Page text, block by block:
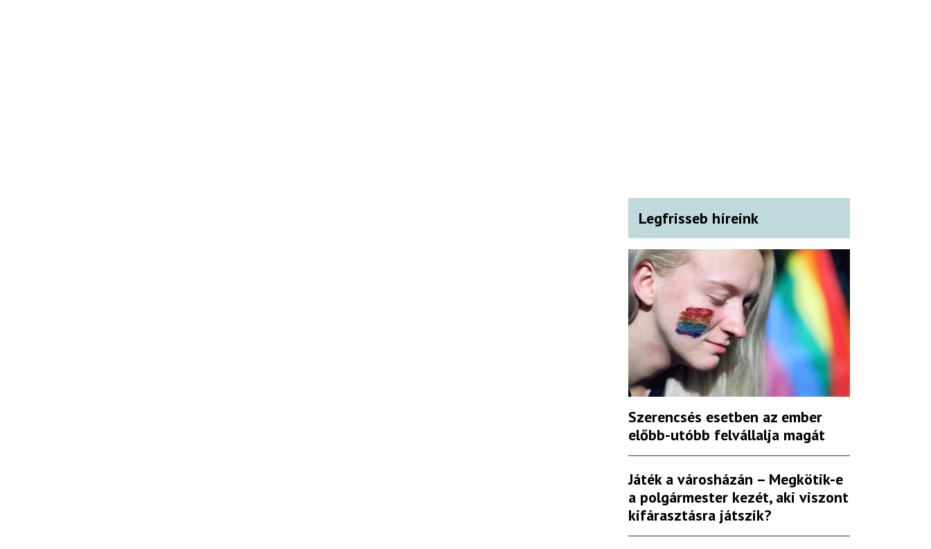
Legfrisseb híreink
Szerencsés esetben az ember
előbb-utóbb felvállalja magát
Játék a városházán – Megkötik-e
a polgármester kezét, aki viszont
kifárasztásra játszik?